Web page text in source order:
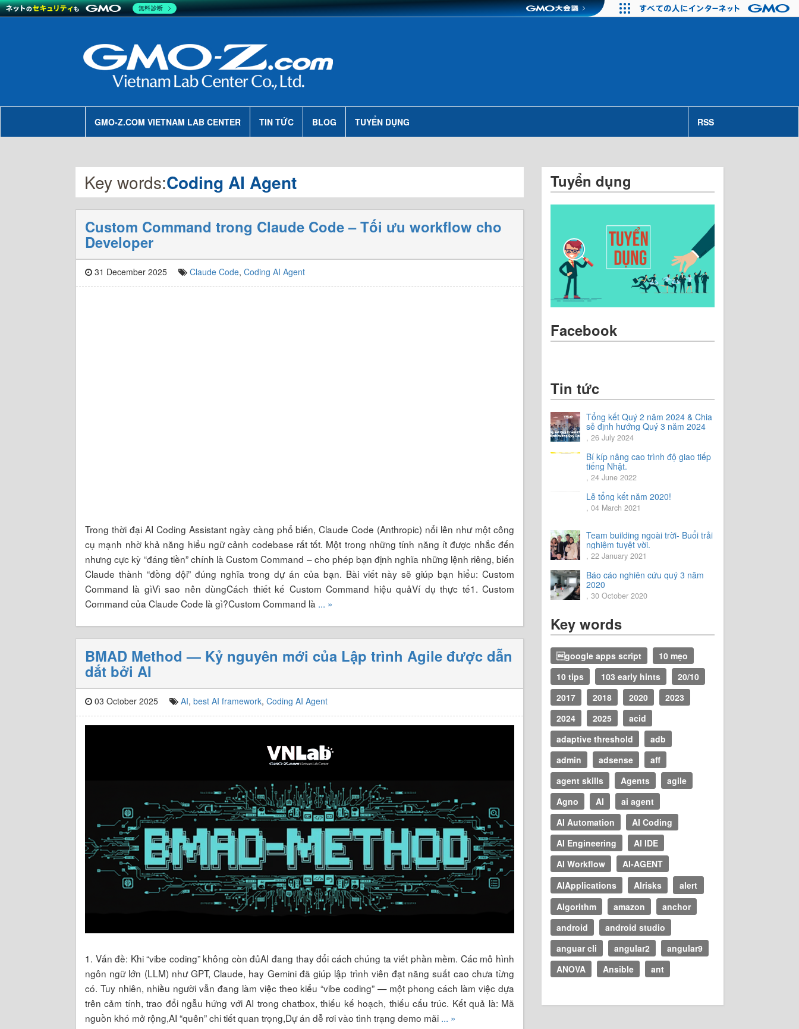
GMO-Z.COM VIETNAM LAB CENTER TIN TỨC BLOG TUYỂN DỤNG RSS
Key words:Coding AI Agent
Custom Command trong Claude Code – Tối ưu workflow cho
Developer
31 December 2025 Claude Code, Coding AI Agent
Trong thời đại AI Coding Assistant ngày càng phổ biến, Claude Code (Anthropic) nổi lên như một công
cụ mạnh nhờ khả năng hiểu ngữ cảnh codebase rất tốt. Một trong những tính năng ít được nhắc đến
nhưng cực kỳ “đáng tiền” chính là Custom Command – cho phép bạn định nghĩa những lệnh riêng, biến
Claude thành “đồng đội” đúng nghĩa trong dự án của bạn. Bài viết này sẽ giúp bạn hiểu: Custom
Command là gìVì sao nên dùngCách thiết kế Custom Command hiệu quảVí dụ thực tế1. Custom
Command của Claude Code là gì?Custom Command là ... »
BMAD Method — Kỷ nguyên mới của Lập trình Agile được dẫn
dắt bởi AI
03 October 2025 AI, best AI framework, Coding AI Agent
1. Vấn đề: Khi “vibe coding” không còn đủAI đang thay đổi cách chúng ta viết phần mềm. Các mô hình
ngôn ngữ lớn (LLM) như GPT, Claude, hay Gemini đã giúp lập trình viên đạt năng suất cao chưa từng
có. Tuy nhiên, nhiều người vẫn đang làm việc theo kiểu “vibe coding” — một phong cách làm việc dựa
trên cảm tính, trao đổi ngẫu hứng với AI trong chatbox, thiếu kế hoạch, thiếu cấu trúc. Kết quả là: Mã
nguồn khó mở rộng,AI “quên” chi tiết quan trọng,Dự án dễ rơi vào tình trạng demo mãi ... »
Tuyển dụng
Facebook
Tin tức
Tổng kết Quý 2 năm 2024 & Chia
sẻ định hướng Quý 3 năm 2024
, 26 July 2024
Bí kíp nâng cao trình độ giao tiếp
tiếng Nhật.
, 24 June 2022
Lễ tổng kết năm 2020!
, 04 March 2021
Team building ngoài trời- Buổi trải
nghiệm tuyệt vời.
, 22 January 2021
Báo cáo nghiên cứu quý 3 năm
2020
, 30 October 2020
Key words
google apps script
10 mẹo
10 tips
103 early hints
20/10
2017
2018 2020
2023
2024
2025
acid
adaptive threshold
adb
admin
adsense
aff
agent skills
Agents
agile
Agno
AI
ai agent
AI Automation
AI Coding
AI Engineering
AI IDE
AI Workflow
AI-AGENT
AIApplications
AIrisks
alert
Algorithm
amazon
anchor
android
android studio
anguar cli
angular2
angular9
ANOVA
Ansible ant
無料診断